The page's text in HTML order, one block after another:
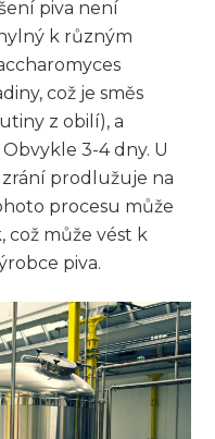
piva není
k různým
což je směs
z obilí), a
3-4 dny. U
zrání prodlužuje na
procesu může
což může vést k
piva.